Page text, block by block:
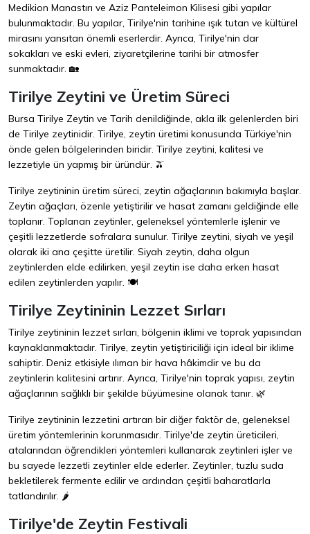
Medikion Manastırı ve Aziz Panteleimon Kilisesi gibi yapılar
bulunmaktadır. Bu yapılar, Tirilye'nin tarihine ışık tutan ve kültürel
mirasını yansıtan önemli eserlerdir. Ayrıca, Tirilye'nin dar
sokakları ve eski evleri, ziyaretçilerine tarihi bir atmosfer
sunmaktadır. 🏡
Tirilye Zeytini ve Üretim Süreci
Bursa Tirilye Zeytin ve Tarih denildiğinde, akla ilk gelenlerden biri
de Tirilye zeytinidir. Tirilye, zeytin üretimi konusunda Türkiye'nin
önde gelen bölgelerinden biridir. Tirilye zeytini, kalitesi ve
lezzetiyle ün yapmış bir üründür. 🫒
Tirilye zeytininin üretim süreci, zeytin ağaçlarının bakımıyla başlar.
Zeytin ağaçları, özenle yetiştirilir ve hasat zamanı geldiğinde elle
toplanır. Toplanan zeytinler, geleneksel yöntemlerle işlenir ve
çeşitli lezzetlerde sofralara sunulur. Tirilye zeytini, siyah ve yeşil
olarak iki ana çeşitte üretilir. Siyah zeytin, daha olgun
zeytinlerden elde edilirken, yeşil zeytin ise daha erken hasat
edilen zeytinlerden yapılır. 🍽️
Tirilye Zeytininin Lezzet Sırları
Tirilye zeytininin lezzet sırları, bölgenin iklimi ve toprak yapısından
kaynaklanmaktadır. Tirilye, zeytin yetiştiriciliği için ideal bir iklime
sahiptir. Deniz etkisiyle ılıman bir hava hâkimdir ve bu da
zeytinlerin kalitesini artırır. Ayrıca, Tirilye'nin toprak yapısı, zeytin
ağaçlarının sağlıklı bir şekilde büyümesine olanak tanır. 🌿
Tirilye zeytininin lezzetini artıran bir diğer faktör de, geleneksel
üretim yöntemlerinin korunmasıdır. Tirilye'de zeytin üreticileri,
atalarından öğrendikleri yöntemleri kullanarak zeytinleri işler ve
bu sayede lezzetli zeytinler elde ederler. Zeytinler, tuzlu suda
bekletilerek fermente edilir ve ardından çeşitli baharatlarla
tatlandırılır. 🌶️
Tirilye'de Zeytin Festivali